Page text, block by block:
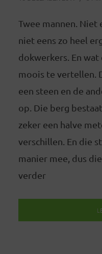
Twee mannen. Niet
niet eens zo heel
dokwerkers. En
moois te vertellen.
een steen en de
op. Die berg
zeker een halve
verschillen. En die
manier mee, dus
verder